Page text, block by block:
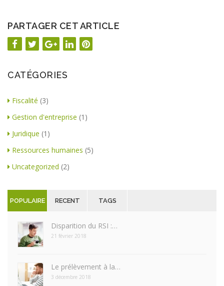
PARTAGER CET ARTICLE
CATÉGORIES
Fiscalité (3)
Gestion d'entreprise (1)
Juridique (1)
Ressources humaines (5)
Uncategorized (2)
POPULAIRE RECENT TAGS
Disparition du RSI :…
21 février 2018
Le prélèvement à la…
3 décembre 2018